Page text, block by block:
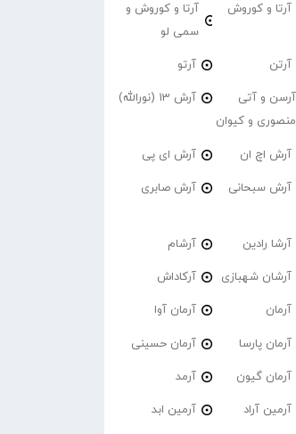
آرتا و کوروش
آرتا و کوروش و
سمی لو
آرتن آرتو
آرسن و آتی
منصوری و کیوان
آرش 13 (نورالله)
آرش اچ ان آرش ای پی
آرش سبحانی آرش صابری
آرشا رادین آرشام
آرشان شهبازی آرکاداش
آرمان آرمان آوا
آرمان پارسا آرمان حسینی
آرمان گیون آرمد
آرمین آراد آرمین ابد